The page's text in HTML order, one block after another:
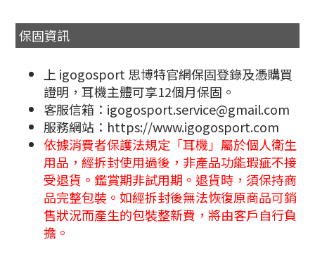
保固資訊
上 igogosport 思博特官網保固登錄及憑購買
證明，耳機主體可享12個月保固。
客服信箱：igogosport.service@gmail.com
服務網站：https://www.igogosport.com
依據消費者保護法規定「耳機」屬於個人衛生
用品，經拆封使用過後，非產品功能瑕疵不接
受退貨。鑑賞期非試用期。退貨時，須保持商
品完整包裝。如經拆封後無法恢復原商品可銷
售狀況而產生的包裝整新費，將由客戶自行負
擔。